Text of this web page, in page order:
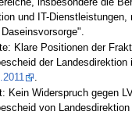
insbesondere die
und IT-Dienstleistungen,
Klare Positionen der
der Landesdirektion
.
Kein Widerspruch gegen
von